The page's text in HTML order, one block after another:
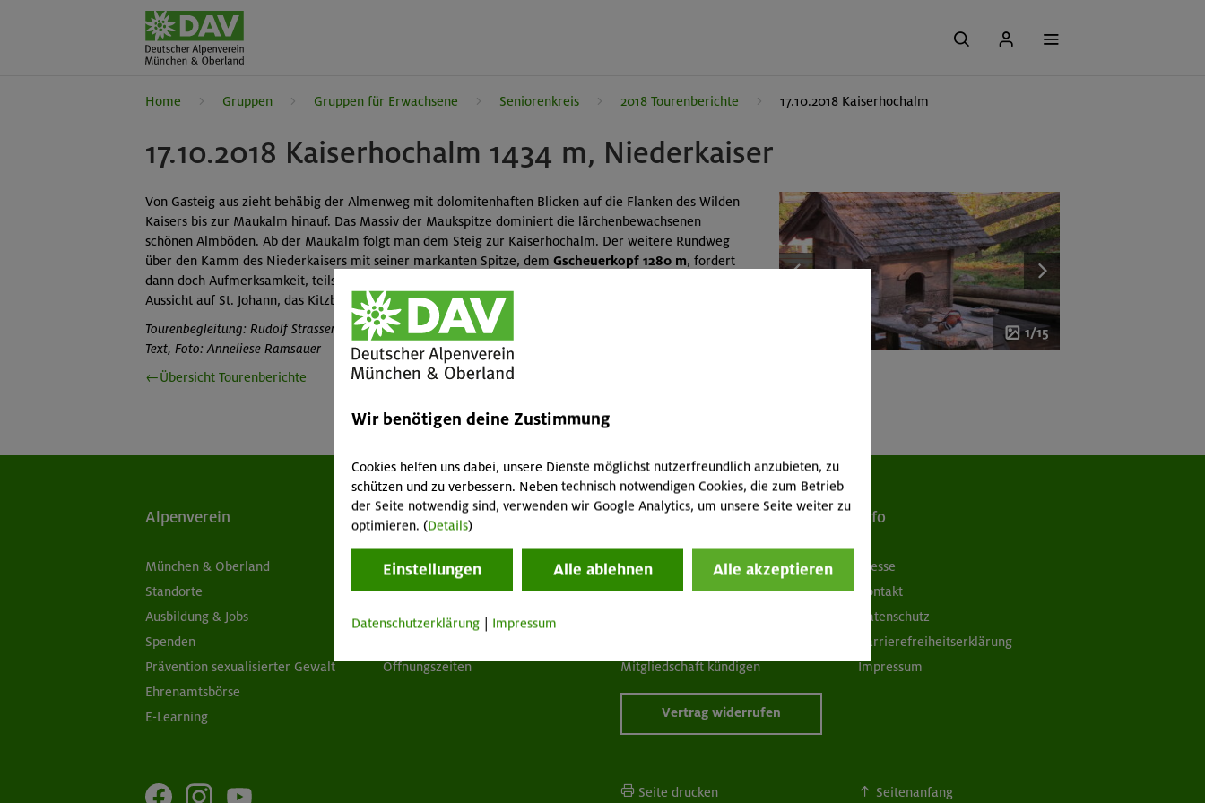
Home Gruppen Gruppen für Erwachsene Seniorenkreis 2018 Tourenberichte 17.10.2018 Kaiserhochalm
17.10.2018 Kaiserhochalm 1434 m, Niederkaiser
Von Gasteig aus zieht behäbig der Almenweg mit dolomitenhaften Blicken auf die Flanken des Wilden
Kaisers bis zur Maukalm hinauf. Das Massiv der Maukspitze dominiert die lärchenbewachsenen
schönen Almböden. Ab der Maukalm folgt man dem Steig zur Kaiserhochalm. Der weitere Rundweg
über den Kamm des Niederkaisers mit seiner markanten Spitze, dem Gscheuerkopf 1280 m, fordert
dann doch Aufmerksamkeit, teils felsig, teils seilversichert, teils üppig mit Buchenlaub bedeckt. Die
Aussicht auf St. Johann, das Kitzbüheler Horn und weit in die Landschaft ist die Belohnung.
Tourenbegleitung: Rudolf Strasser
Text, Foto: Anneliese Ramsauer
←Übersicht Tourenberichte
1/15
Alpenverein
München & Oberland
Standorte
Ausbildung & Jobs
Spenden
Prävention sexualisierter Gewalt
Ehrenamtsbörse
E-Learning
Aktuelles
Newsletter
Schwarzes Brett
Obacht geben!
Öffnungszeiten
Services
FAQ
Tour der Woche
Mitgliedschaft kündigen
Vertrag widerrufen
Info
Presse
Kontakt
Datenschutz
Barrierefreiheitserklärung
Impressum
Seite drucken Seitenanfang
Wir benötigen deine Zustimmung
Cookies helfen uns dabei, unsere Dienste möglichst nutzerfreundlich anzubieten, zu
schützen und zu verbessern. Neben technisch notwendigen Cookies, die zum Betrieb
der Seite notwendig sind, verwenden wir Google Analytics, um unsere Seite weiter zu
optimieren. (Details)
Einstellungen Alle ablehnen Alle akzeptieren
Datenschutzerklärung | Impressum